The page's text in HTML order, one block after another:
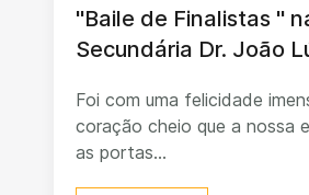
"Baile de Finalistas "
Secundária Dr. João
Foi com uma felicidade
coração cheio que a nossa
as portas...